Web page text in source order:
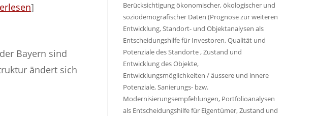
]
Bayern sind
ändert sich
Berücksichtigung ökonomischer, ökologischer und
soziodemografischer Daten (Prognose zur weiteren
Entwicklung, Standort- und Objektanalysen als
Entscheidungshilfe für Investoren, Qualität und
Potenziale des Standorte , Zustand und
Entwicklung des Objekte,
Entwicklungsmöglichkeiten / äussere und innere
Potenziale, Sanierungs- bzw.
Modernisierungsempfehlungen, Portfolioanalysen
als Entscheidungshilfe für Eigentümer, Zustand und